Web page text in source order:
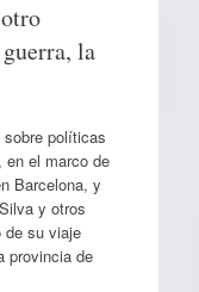
la
sobre políticas
en el marco de
Barcelona, y
y otros
de su viaje
provincia de